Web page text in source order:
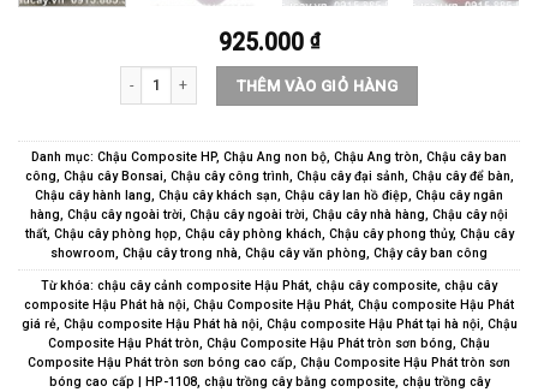
925.000 ₫
Chậu Composite Hậu Phát tròn sơn bóng cao cấp | HP-1108
THÊM VÀO GIỎ HÀNG
Danh mục: Chậu Composite HP, Chậu Ang non bộ, Chậu Ang tròn, Chậu cây ban
công, Chậu cây Bonsai, Chậu cây công trình, Chậu cây đại sảnh, Chậu cây để bàn,
Chậu cây hành lang, Chậu cây khách sạn, Chậu cây lan hồ điệp, Chậu cây ngân
hàng, Chậu cây ngoài trời, Chậu cây ngoài trời, Chậu cây nhà hàng, Chậu cây nội
thất, Chậu cây phòng họp, Chậu cây phòng khách, Chậu cây phong thủy, Chậu cây
showroom, Chậu cây trong nhà, Chậu cây văn phòng, Chậy cây ban công
Từ khóa: chậu cây cảnh composite Hậu Phát, chậu cây composite, chậu cây
composite Hậu Phát hà nội, Chậu Composite Hậu Phát, Chậu composite Hậu Phát
giá rẻ, Chậu composite Hậu Phát hà nội, Chậu composite Hậu Phát tại hà nội, Chậu
Composite Hậu Phát tròn, Chậu Composite Hậu Phát tròn sơn bóng, Chậu
Composite Hậu Phát tròn sơn bóng cao cấp, Chậu Composite Hậu Phát tròn sơn
bóng cao cấp | HP-1108, chậu trồng cây bằng composite, chậu trồng cây